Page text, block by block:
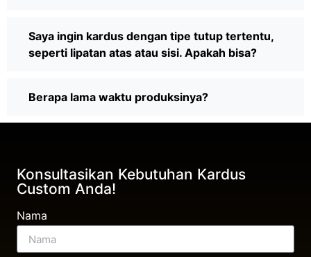
Saya ingin kardus dengan tipe tutup tertentu,
seperti lipatan atas atau sisi. Apakah bisa?
Berapa lama waktu produksinya?
Konsultasikan Kebutuhan Kardus
Custom Anda!
Nama